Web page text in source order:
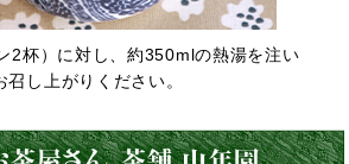
2杯）に対し、約350mlの熱湯を注い
し上がりください。